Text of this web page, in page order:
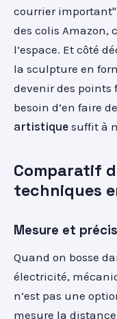
courrier
des colis Amazon,
l’espace. Et côté
la sculpture en
devenir des points
besoin d’en faire
artistique suffit à
Comparatif
techniques
Mesure et
Quand on bosse
électricité,
n’est pas une
mesure la